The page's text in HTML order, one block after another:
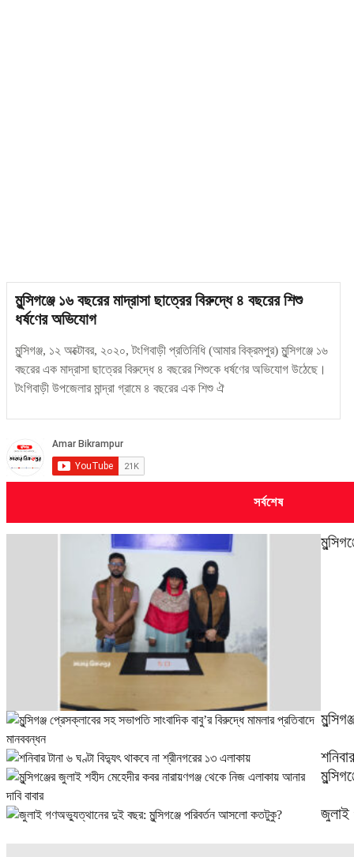
মুন্সিগঞ্জে ১৬ বছরের মাদ্রাসা ছাত্রের বিরুদ্ধে ৪ বছরের শিশু
ধর্ষণের অভিযোগ
মুন্সিগঞ্জ, ১২ অক্টোবর, ২০২০, টংগিবাড়ী প্রতিনিধি (আমার বিক্রমপুর) মুন্সিগঞ্জে ১৬
বছরের এক মাদ্রাসা ছাত্রের বিরুদ্ধে ৪ বছরের শিশুকে ধর্ষণের অভিযোগ উঠেছে।
টংগিবাড়ী উপজেলার মান্দ্রা গ্রামে ৪ বছরের এক শিশু ঐ
সর্বশেষ
জুলাই